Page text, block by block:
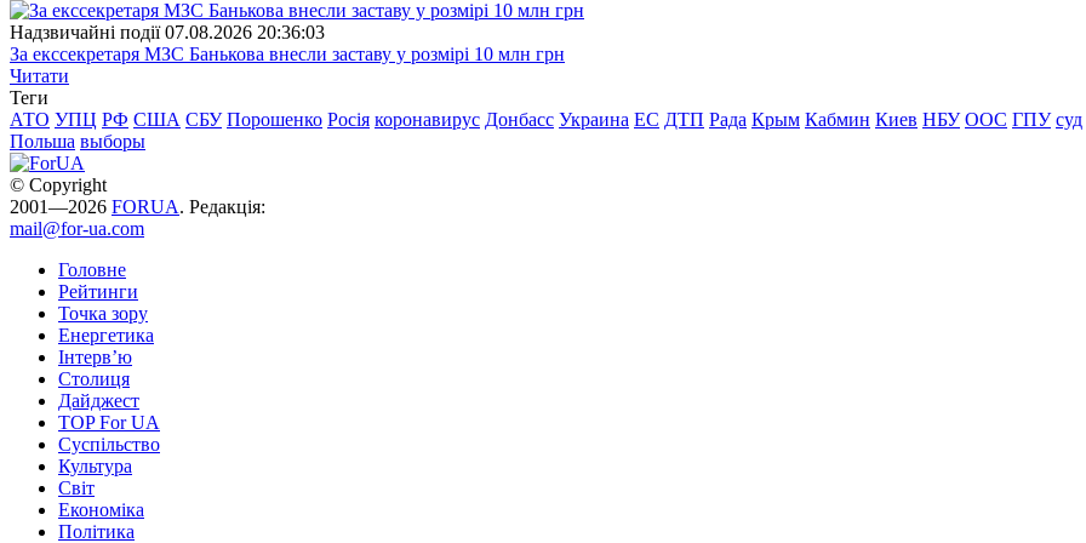
Надзвичайні події 07.08.2026 20:36:03
За екссекретаря МЗС Банькова внесли заставу у розмірі 10 млн грн
Читати
Теги
АТО УПЦ РФ США СБУ Порошенко Росія коронавирус Донбасс Украина ЕС ДТП Рада Крым Кабмин Киев НБУ ООС ГПУ суд
Польша выборы
© Copyright
2001—2026 FORUA. Редакція:
mail@for-ua.com
Головне
Рейтинги
Точка зору
Енергетика
Інтерв’ю
Столиця
Дайджест
TOP For UA
Суспiльство
Культура
Світ
Економіка
Політика